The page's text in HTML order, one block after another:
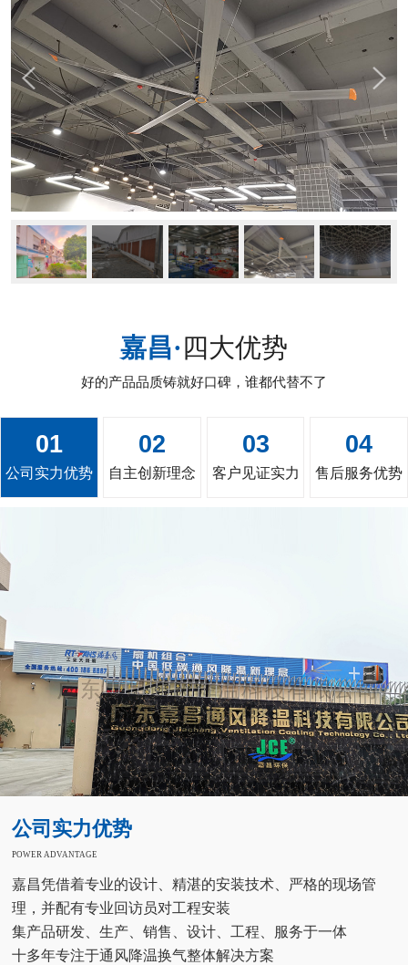
嘉昌·四大优势
好的产品品质铸就好口碑，谁都代替不了
01
公司实力优势
02
自主创新理念
03
客户见证实力
04
售后服务优势
公司实力优势
POWER ADVANTAGE
嘉昌凭借着专业的设计、精湛的安装技术、严格的现场管
理，并配有专业回访员对工程安装
集产品研发、生产、销售、设计、工程、服务于一体
十多年专注于通风降温换气整体解决方案